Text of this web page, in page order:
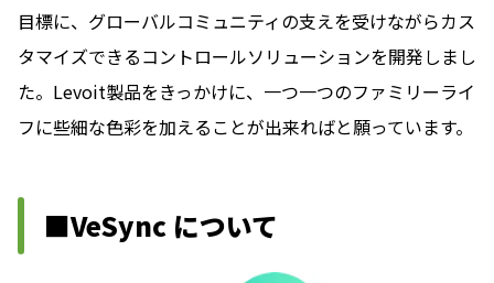
目標に、グローバルコミュニティの支えを受けながらカス
タマイズできるコントロールソリューションを開発しまし
た。Levoit製品をきっかけに、一つ一つのファミリーライ
フに些細な色彩を加えることが出来ればと願っています。
■VeSync について